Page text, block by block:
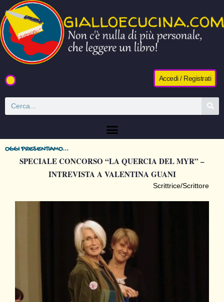
Accedi / Registrati
OGGI PRESENTIAMO...
SPECIALE CONCORSO “LA QUERCIA DEL MYR” –
INTREVISTA A VALENTINA GUANI
Scrittrice/Scrittore